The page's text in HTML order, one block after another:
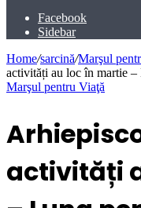
Facebook
Sidebar
Home/sarcină/Marşul
activități au loc în martie
Marşul pentru Viaţă
activități